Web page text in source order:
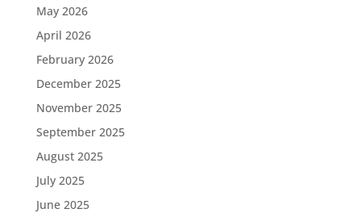
May 2026
April 2026
February 2026
December 2025
November 2025
September 2025
August 2025
July 2025
June 2025